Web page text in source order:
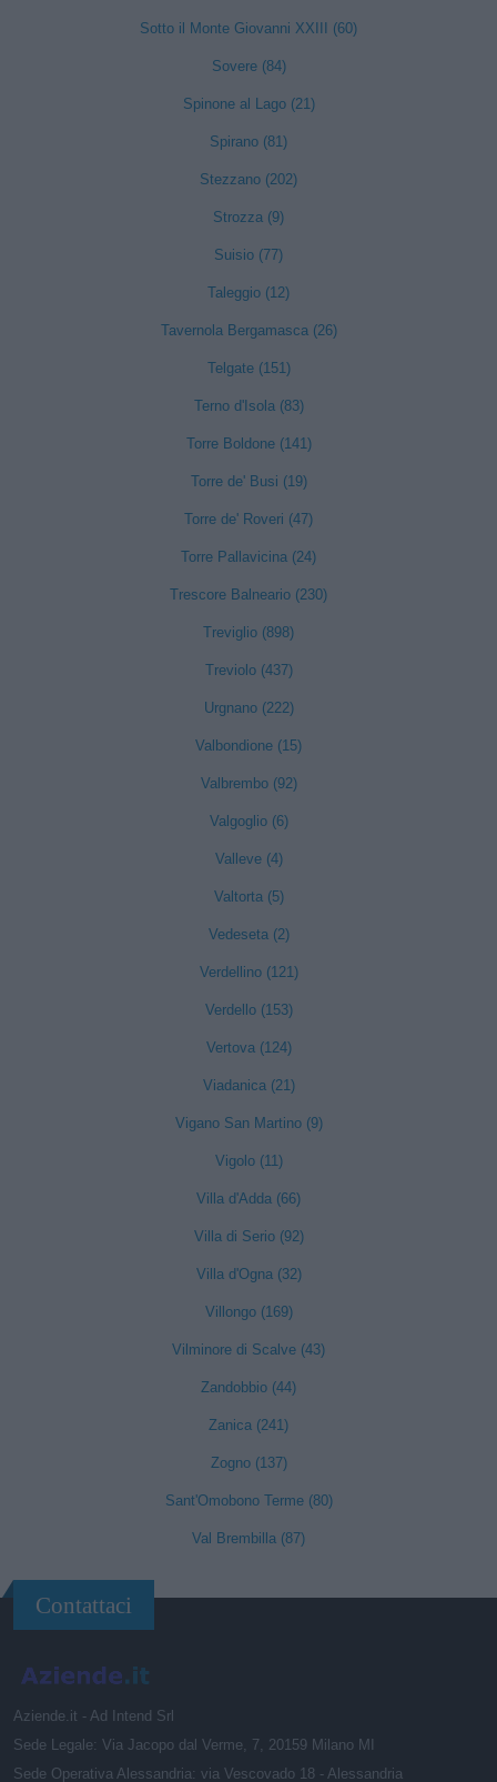
Sotto il Monte Giovanni XXIII (60)
Sovere (84)
Spinone al Lago (21)
Spirano (81)
Stezzano (202)
Strozza (9)
Suisio (77)
Taleggio (12)
Tavernola Bergamasca (26)
Telgate (151)
Terno d'Isola (83)
Torre Boldone (141)
Torre de' Busi (19)
Torre de' Roveri (47)
Torre Pallavicina (24)
Trescore Balneario (230)
Treviglio (898)
Treviolo (437)
Urgnano (222)
Valbondione (15)
Valbrembo (92)
Valgoglio (6)
Valleve (4)
Valtorta (5)
Vedeseta (2)
Verdellino (121)
Verdello (153)
Vertova (124)
Viadanica (21)
Vigano San Martino (9)
Vigolo (11)
Villa d'Adda (66)
Villa di Serio (92)
Villa d'Ogna (32)
Villongo (169)
Vilminore di Scalve (43)
Zandobbio (44)
Zanica (241)
Zogno (137)
Sant'Omobono Terme (80)
Val Brembilla (87)
Contattaci
Aziende.it - Ad Intend Srl
Sede Legale: Via Jacopo dal Verme, 7, 20159 Milano MI
Sede Operativa Alessandria: via Vescovado 18 - Alessandria